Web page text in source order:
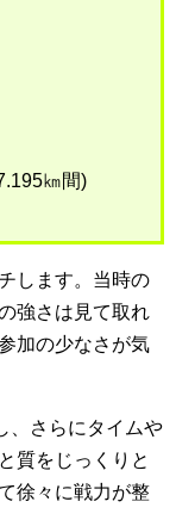
㎞間)
します。当時の
強さは見て取れ
加の少なさが気
、さらにタイムや
質をじっくりと
徐々に戦力が整